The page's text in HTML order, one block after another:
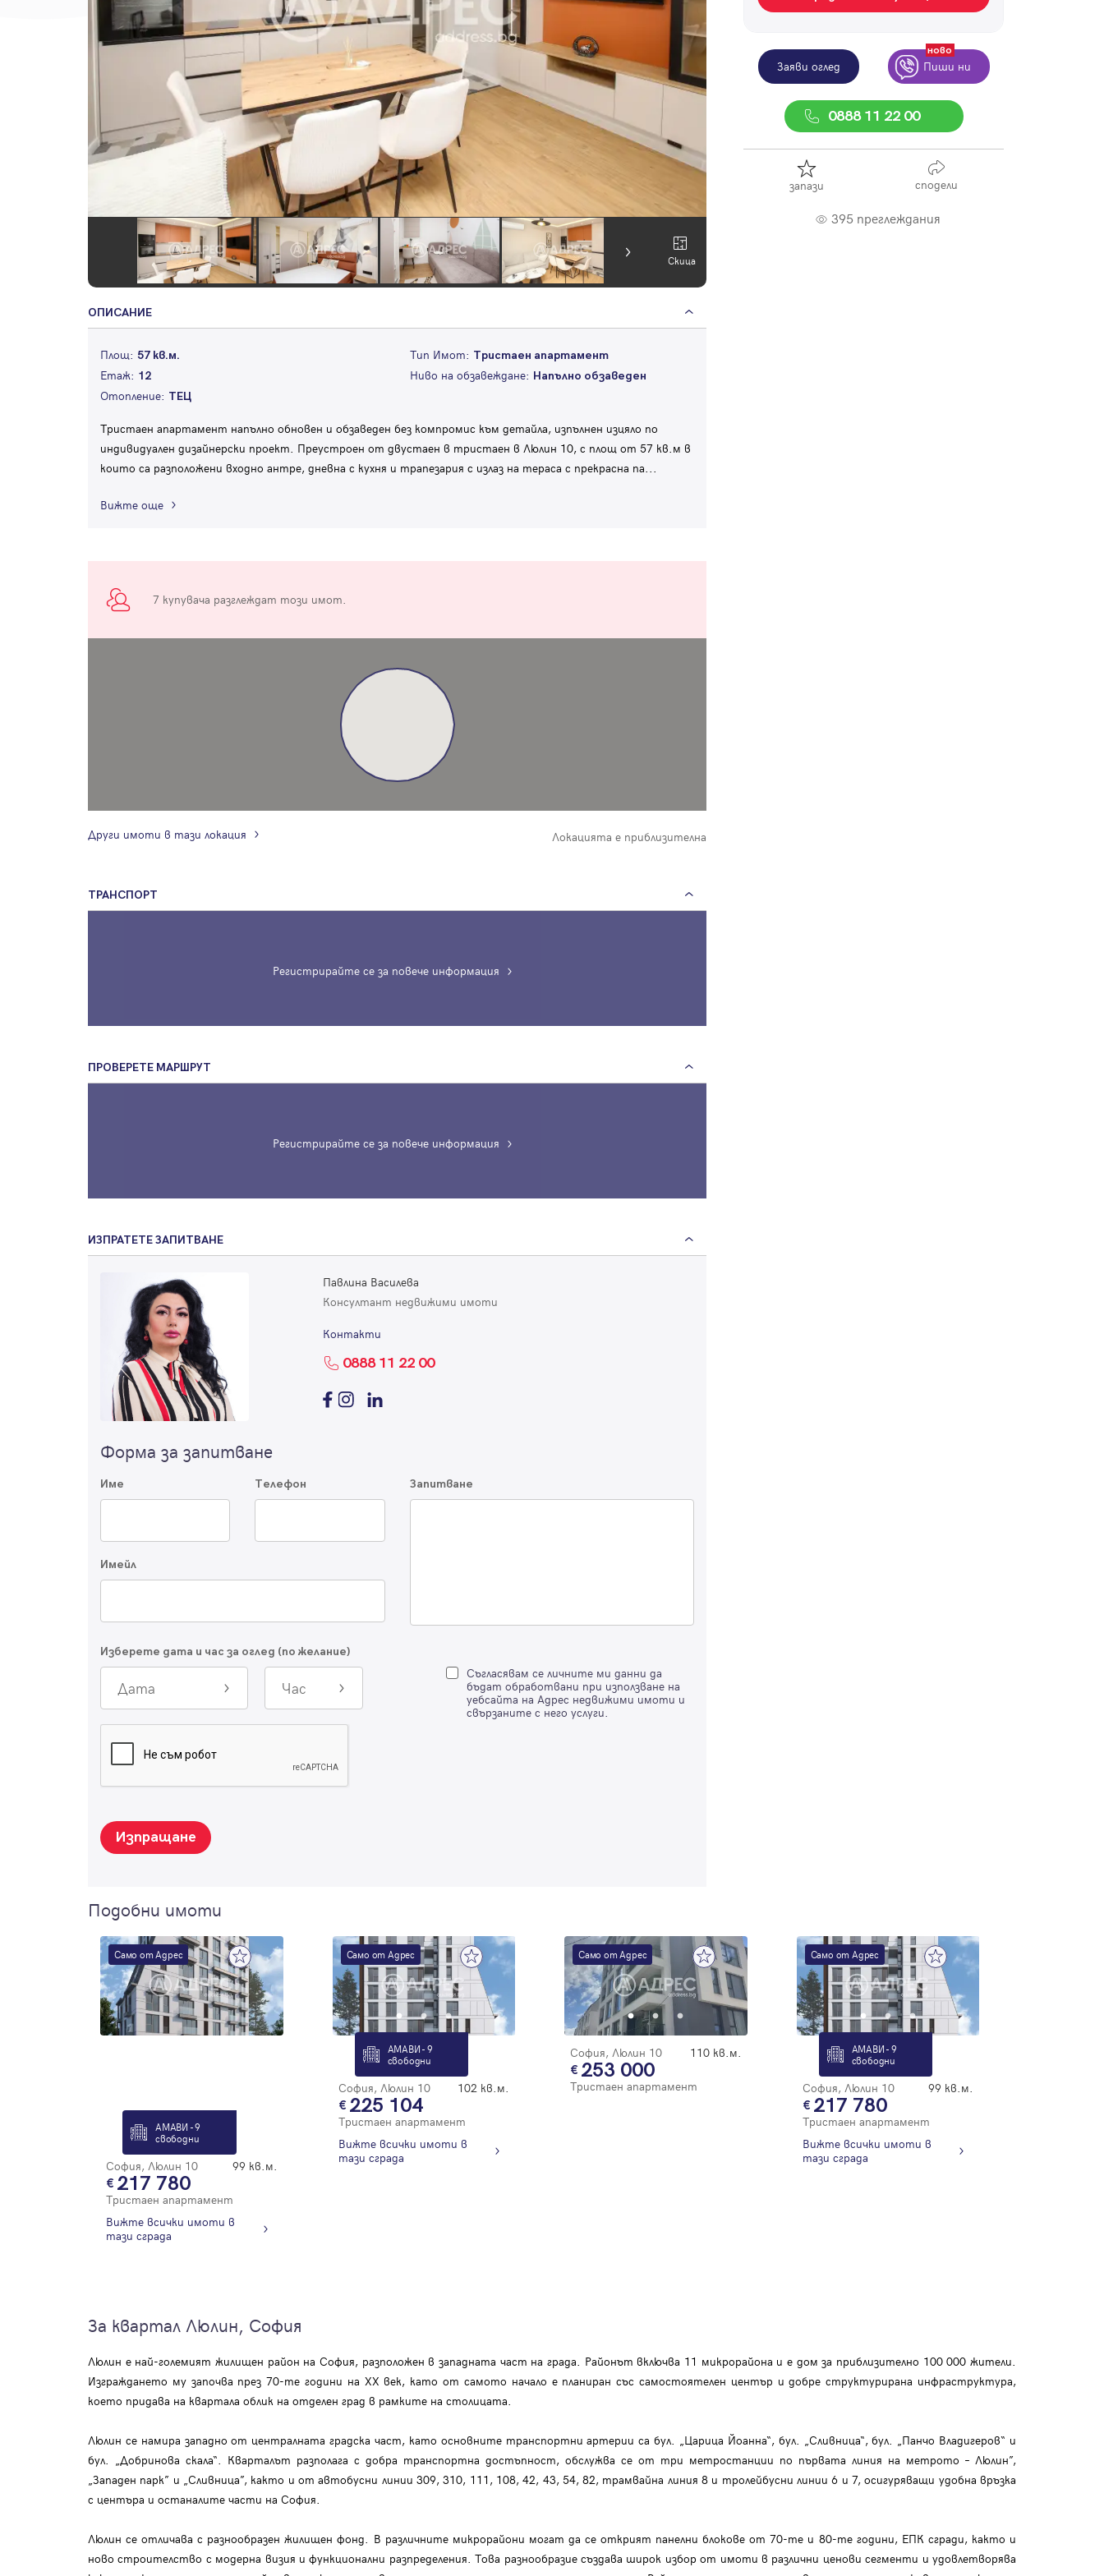
Скица
Заяви оглед Пиши ни
ново
0888 11 22 00
запази сподели
395 преглеждания
ОПИСАНИЕ
Площ: 57 кв.м. Тип Имот: Тристаен апартамент
Етаж: 12 Ниво на обзавеждане: Напълно обзаведен
Отопление: ТЕЦ
Тристаен апартамент напълно обновен и обзаведен без компромис към детайла, изпълнен изцяло по
индивидуален дизайнерски проект. Преустроен от двустаен в тристаен в Люлин 10, с площ от 57 кв.м в
които са разположени входно антре, дневна с кухня и трапезария с излаз на тераса с прекрасна па...
Вижте още
7 купувача разглеждат този имот.
Локацията е приблизителна
Други имоти в тази локация
ТРАНСПОРТ
Регистрирайте се за повече информация
ПРОВЕРЕТЕ МАРШРУТ
Регистрирайте се за повече информация
ИЗПРАТЕТЕ ЗАПИТВАНЕ
Павлина Василева
Консултант недвижими имоти
Контакти
0888 11 22 00
Форма за запитване
Име Телефон
Имейл
Запитване
Изберете дата и час за оглед (по желание)
Дата Час
Съгласявам се личните ми данни да
бъдат обработвани при използване на
уебсайта на Адрес недвижими имоти и
свързаните с него услуги.
Изпращане
Подобни имоти
Само от Адрес
АМАВИ - 9
свободни
София, Люлин 10 99 кв.м.
217 780
Тристаен апартамент
Вижте всички имоти в
тази сграда
Само от Адрес
АМАВИ - 9
свободни
София, Люлин 10 102 кв.м.
225 104
Тристаен апартамент
Вижте всички имоти в
тази сграда
Само от Адрес
София, Люлин 10 110 кв.м.
253 000
Тристаен апартамент
Само от Адрес
АМАВИ - 9
свободни
София, Люлин 10 99 кв.м.
217 780
Тристаен апартамент
Вижте всички имоти в
тази сграда
За квартал Люлин, София
Люлин е най-големият жилищен район на София, разположен в западната част на града. Районът включва 11 микрорайона и е дом за приблизително 100 000 жители.
Изграждането му започва през 70-те години на XX век, като от самото начало е планиран със самостоятелен център и добре структурирана инфраструктура,
което придава на квартала облик на отделен град в рамките на столицата.
Люлин се намира западно от централната градска част, като основните транспортни артерии са бул. „Царица Йоанна“, бул. „Сливница“, бул. „Панчо Владигеров“ и
бул. „Добринова скала“. Кварталът разполага с добра транспортна достъпност, обслужва се от три метростанции по първата линия на метрото – Люлин”,
„Западен парк” и „Сливница”, както и от автобусни линии 309, 310, 111, 108, 42, 43, 54, 82, трамвайна линия 8 и тролейбусни линии 6 и 7, осигуряващи удобна връзка
с центъра и останалите части на София.
Люлин се отличава с разнообразен жилищен фонд. В различните микрорайони могат да се открият панелни блокове от 70-те и 80-те години, ЕПК сгради, както и
ново строителство с модерна визия и функционални разпределения. Това разнообразие създава широк избор от имоти в различни ценови сегменти и удовлетворява
регистрацията.
Благодарим ви! Очаквайте скоро да се свържем с вас!
Влезте с профила си, за да разгледате повече снимки и да получите
по-подробна информация.
Имейл Парола
Регистрация